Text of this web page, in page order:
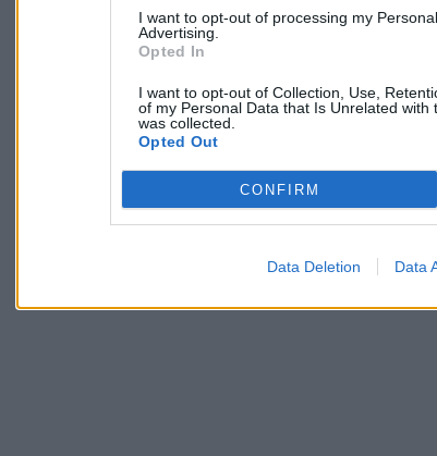
I want to opt-out of processing my
Advertising.
Opted In
I want to opt-out of Collection, Use,
of my Personal Data that Is Unrelated with
was collected.
Opted Out
CONFIRM
Data Deletion Data